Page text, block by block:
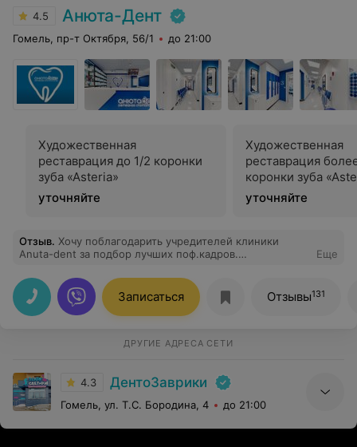
4.5 Анюта-Дент
Гомель, пр-т Октября, 56/1 до 21:00
Художественная
реставрация до 1/2 коронки
зуба «Asteria»
уточняйте
Художественная
реставрация
коронки зуба
уточняйте
Отзыв. Хочу поблагодарить учредителей клиники
Аnuta-dent за подбор лучших поф.кадров.
можно сказать,волшебнику-К Александру
Александровичу!!! До этой встречи не верила,что
лечить зубы можно без боли!!! Приходила на долгие
приемы лечения,совмещая отдых,и даже сон! Теперь
наслаждаюсь не только Я, но и окружающие, так как
персонал, всем здоровья и благополучия
Еще
Записаться Отзывы131
ДРУГИЕ АДРЕСА СЕТИ
4.3 ДентоЗаврики
Гомель, ул. Т.С. Бородина, 4 до 21:00